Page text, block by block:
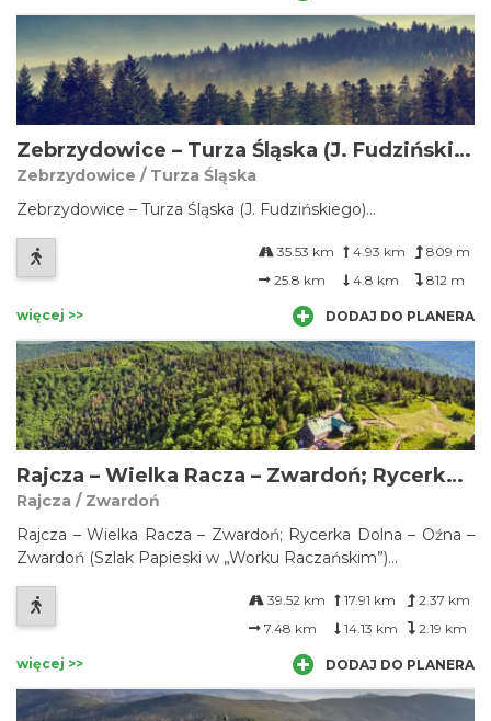
Zebrzydowice – Turza Śląska (J. Fudzińskiego)
Zebrzydowice / Turza Śląska
Zebrzydowice – Turza Śląska (J. Fudzińskiego)...
35.53 km 4.93 km
809 m
25.8 km
4.8 km 812 m
więcej >> DODAJ DO PLANERA
Rajcza – Wielka Racza – Zwardoń; Rycerka Dolna – Oźna – Zwardoń (Szlak Papieski w „Worku Raczańskim”)
Rajcza / Zwardoń
Rajcza – Wielka Racza – Zwardoń; Rycerka Dolna – Oźna –
Zwardoń (Szlak Papieski w „Worku Raczańskim”)...
39.52 km 17.91 km
2.37 km
7.48 km
14.13 km 2.19 km
więcej >> DODAJ DO PLANERA